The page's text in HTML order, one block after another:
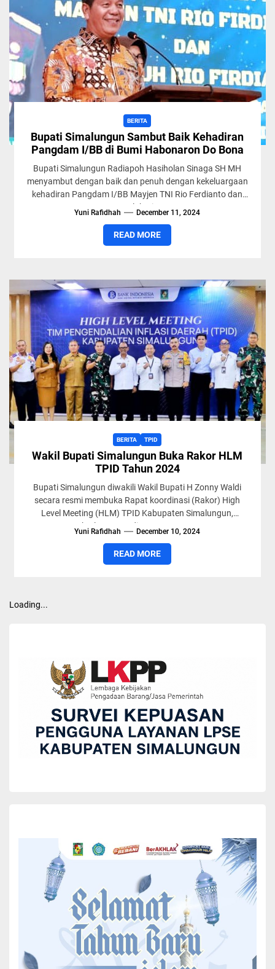
BERITA
Bupati Simalungun Sambut Baik Kehadiran
Pangdam I/BB di Bumi Habonaron Do Bona
Bupati Simalungun Radiapoh Hasiholan Sinaga SH MH
menyambut dengan baik dan penuh dengan kekeluargaan
kehadiran Pangdam I/BB Mayjen TNI Rio Ferdianto dan
Ny Galuh Rio...
Yuni Rafidhah December 11, 2024
READ MORE
BERITA TPID
Wakil Bupati Simalungun Buka Rakor HLM
TPID Tahun 2024
Bupati Simalungun diwakili Wakil Bupati H Zonny Waldi
secara resmi membuka Rapat koordinasi (Rakor) High
Level Meeting (HLM) TPID Kabupaten Simalungun,
berlangsung di ruang rapat...
Yuni Rafidhah December 10, 2024
READ MORE
Penghargaan tersebut diberikan langsung oleh Penjabat
(Pj)...
Yuni Rafidhah December 10, 2024
READ MORE